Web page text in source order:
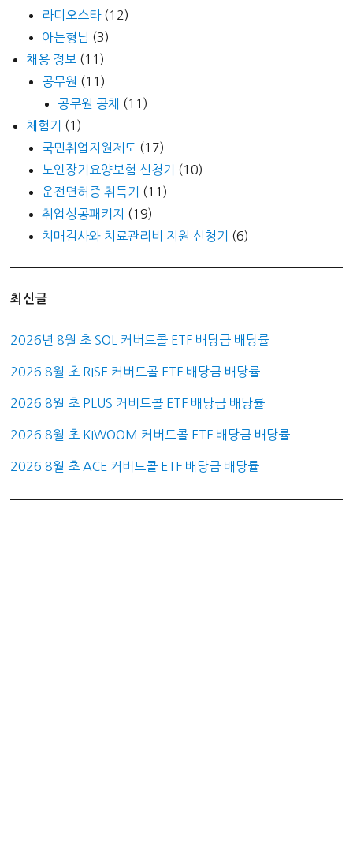
라디오스타(12)
아는형님 (3)
채용 정보 (11)
공무원 (11)
공무원 공채 (11)
체험기
(1)
국민취업지원제도 (17)
노인장기요양보험 신청기
(10)
운전면허증 취득기
(11)
취업성공패키지
(19)
치매검사와 치료관리비 지원 신청기
(6)
최신글
2026년 8월 초 SOL 커버드콜 ETF 배당금 배당률
2026 8월 초 RISE 커버드콜 ETF 배당금 배당률
2026 8월 초 PLUS 커버드콜 ETF 배당금 배당률
2026 8월 초 KIWOOM 커버드콜 ETF 배당금 배당률
2026 8월 초 ACE 커버드콜 ETF 배당금 배당률